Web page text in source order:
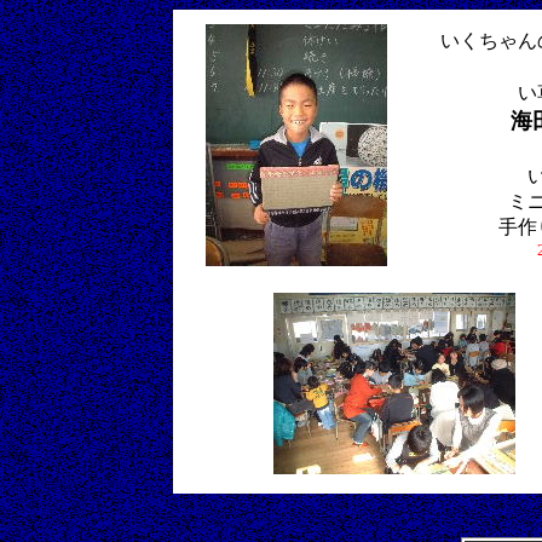
いくちゃ
い
海
ミ
手作